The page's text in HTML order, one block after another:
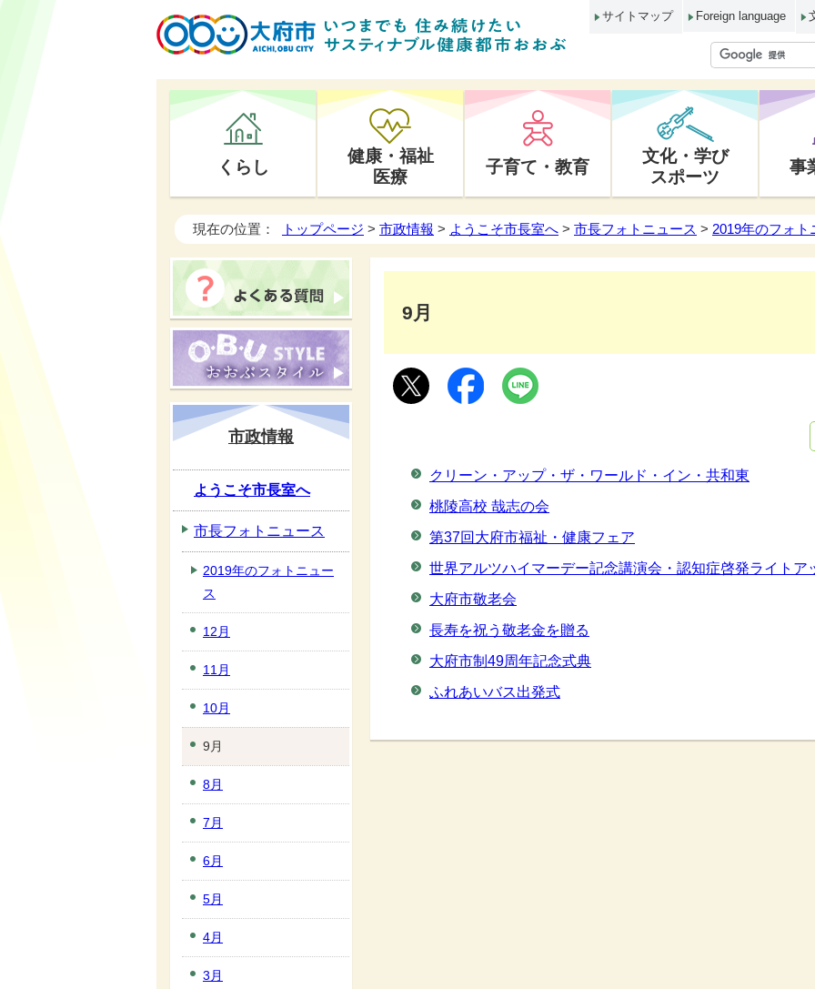
サイトマップ Foreign language
くらし
健康・福祉
医療
子育て・教育
文化・学び
スポーツ
事
現在の位置： トップページ > 市政情報 > ようこそ市長室へ > 市長フォトニュース > 2019年のフォト
9月
クリーン・アップ・ザ・ワールド・イン・共和東
桃陵高校 哉志の会
第37回大府市福祉・健康フェア
世界アルツハイマーデー記念講演会・認知症啓発ライトア
大府市敬老会
長寿を祝う敬老金を贈る
大府市制49周年記念式典
ふれあいバス出発式
市政情報
ようこそ市長室へ
市長フォトニュース
2019年のフォトニュー
ス
12月
11月
10月
9月
8月
7月
6月
5月
4月
3月